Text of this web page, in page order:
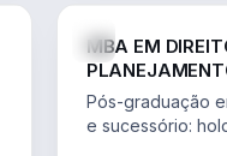
MBA EM
Pós-graduação
e sucessório: